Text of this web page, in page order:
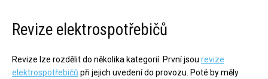
Revize elektrospotřebičů
Revize lze rozdělit do několika kategorií. První jsou revize
elektrospotřebičů při jejich uvedení do provozu. Poté by měly